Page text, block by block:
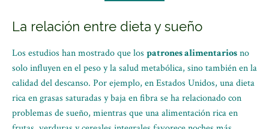
La relación entre dieta y sueño
Los estudios han mostrado que los patrones alimentariosno
solo influyen en el peso y la salud metabólica, sino también en la
calidad del descanso. Por ejemplo, en Estados Unidos, una dieta
rica en grasas saturadas y baja en fibra se ha relacionado con
problemas de sueño, mientras que una alimentación rica en